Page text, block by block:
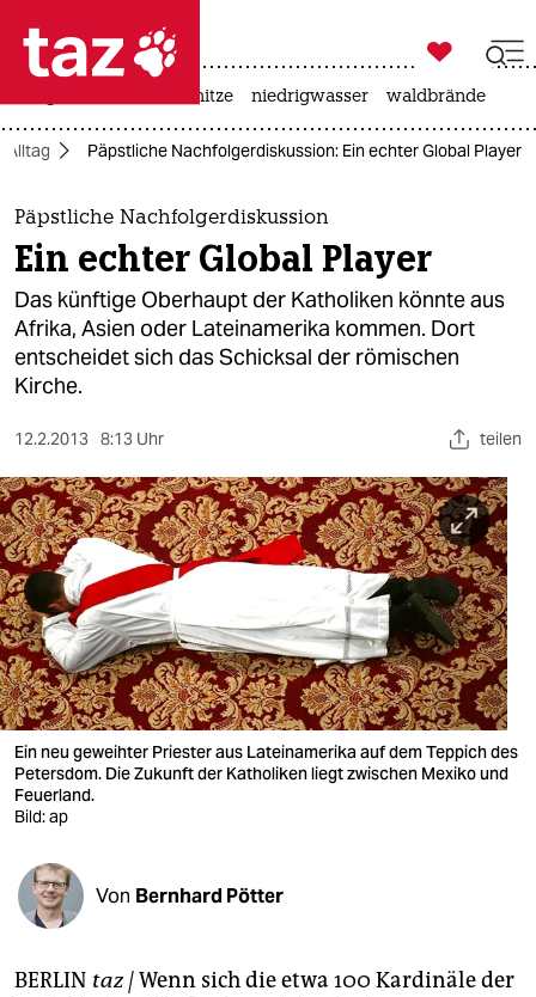
 taz zahl ich
taz zahl ich
themen
politik
öko
gesellschaft
kultur
sport
berlin
nord
wahrheit
verlag
verlag
veranstaltungen
fragen & hilfe
unterstützen
abo

taz zahl ich
hitze niedrigwasser waldbrände
Alltag Päpstliche Nachfolgerdiskussion: Ein echter Global Player
Päpstliche Nachfolgerdiskussion
Ein echter Global Player
Das künftige Oberhaupt der Katholiken könnte aus
Afrika, Asien oder Lateinamerika kommen. Dort
entscheidet sich das Schicksal der römischen
Kirche.
12.2.2013 8:13 Uhr teilen
Ein neu geweihter Priester aus Lateinamerika auf dem Teppich des
Petersdom. Die Zukunft der Katholiken liegt zwischen Mexiko und
Feuerland.
Bild: ap
Von Bernhard Pötter
BERLIN taz |Wenn sich die etwa 100 Kardinäle der